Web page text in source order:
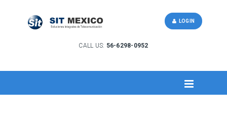
CALL US: 56-6298-0952
LOGIN